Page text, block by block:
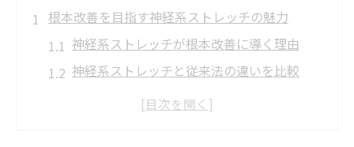
根本改善を目指す神経系ストレッチの魅力
神経系ストレッチが根本改善に導く理由
神経系ストレッチと従来法の違いを比較
宮城県仙台市で注目の神経系ストレッチ体